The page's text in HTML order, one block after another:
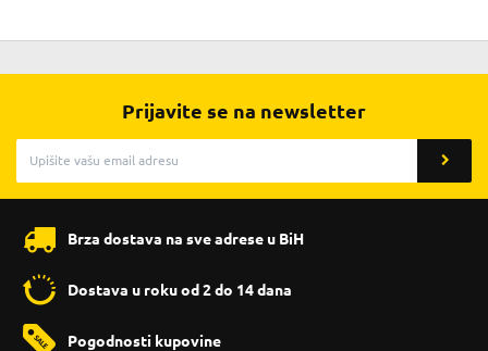
Prijavite se na newsletter
Brza dostava na sve adrese u BiH
Dostava u roku od 2 do 14 dana
Pogodnosti kupovine